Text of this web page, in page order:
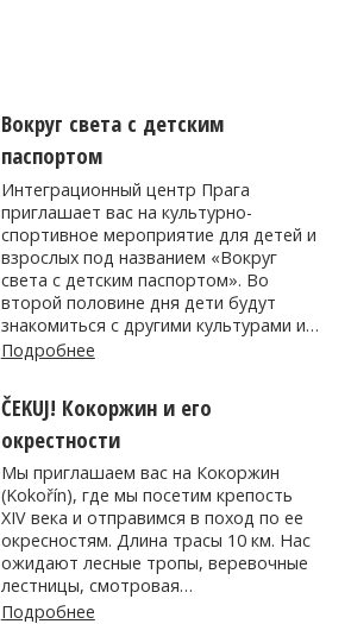
Вокруг света с детским
паспортом
Интеграционный центр Прага
приглашает вас на культурно-
спортивное мероприятие для детей и
взрослых под названием «Вокруг
света с детским паспортом». Во
второй половине дня дети будут
знакомиться с другими культурами и…
Подробнее
ČEKUJ! Кокоржин и его
окрестности
Мы приглашаем вас на Кокоржин
(Kokořín), где мы посетим крепость
XIV века и отправимся в поход по ее
окресностям. Длина трасы 10 км. Нас
ожидают лесные тропы, веревочные
лестницы, смотровая…
Подробнее